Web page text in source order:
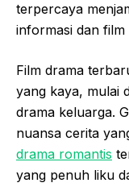
terpercaya
informasi dan film
Film drama
yang kaya, mulai
drama keluarga.
nuansa cerita
drama romantis
yang penuh liku